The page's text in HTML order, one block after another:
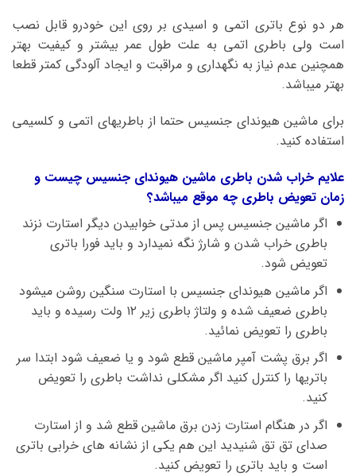
هر دو نوع باتری اتمی و اسیدی بر روی این خودرو قابل نصب
است ولی باطری اتمی به علت طول عمر بیشتر و کیفیت بهتر
همچنین عدم نیاز به نگهداری و مراقبت و ایجاد آلودگی کمتر قطعا
بهتر میباشد.
برای ماشین هیوندای جنسیس حتما از باطریهای اتمی و کلسیمی
استفاده کنید.
علایم خراب شدن باطری ماشین هیوندای جنسیس چیست و
زمان تعویض باطری چه موقع میباشد؟
اگر ماشین جنسیس پس از مدتی خوابیدن دیگر استارت نزند
باطری خراب شدن و شارژ نگه نمیدارد و باید فورا باتری
تعویض شود.
اگر ماشین هیوندای جنسیس با استارت سنگین روشن میشود
باطری ضعیف شده و ولتاژ باطری زیر ۱۲ ولت رسیده و باید
باطری را تعویض نمائید.
اگر برق پشت آمپر ماشین قطع شود و یا ضعیف شود ابتدا سر
باتریها را کنترل کنید اگر مشکلی نداشت باطری را تعویض
کنید.
اگر در هنگام استارت زدن برق ماشین قطع شد و از استارت
صدای تق تق شنیدید این هم یکی از نشانه های خرابی باتری
است و باید باتری را تعویض کنید.